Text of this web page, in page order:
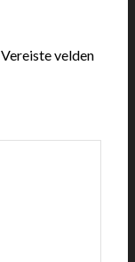
Vereiste velden